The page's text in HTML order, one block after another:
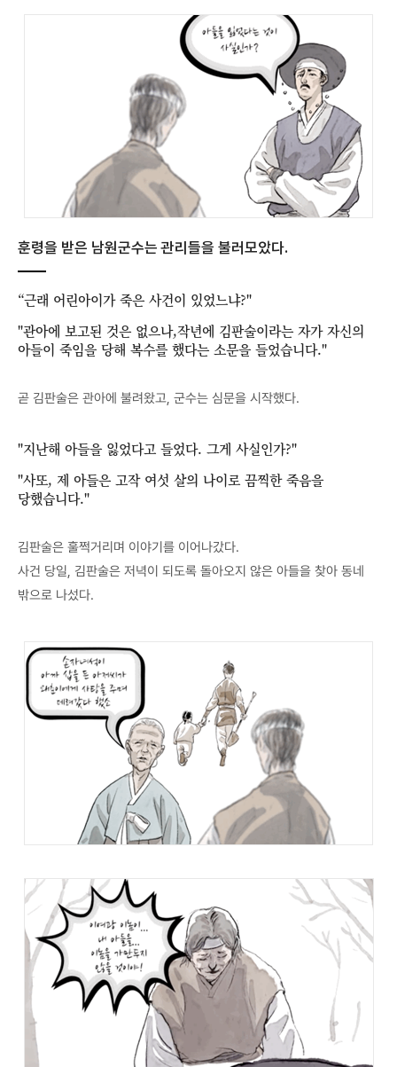
훈령을 받은 남원군수는 관리들을 불러모았다.
“근래 어린아이가 죽은 사건이 있었느냐?"
"관아에 보고된 것은 없으나,작년에 김판술이라는 자가 자신의
아들이 죽임을 당해 복수를 했다는 소문을 들었습니다."
곧 김판술은 관아에 불려왔고, 군수는 심문을 시작했다.
"지난해 아들을 잃었다고 들었다. 그게 사실인가?"
"사또, 제 아들은 고작 여섯 살의 나이로 끔찍한 죽음을
당했습니다."
김판술은 훌쩍거리며 이야기를 이어나갔다.
사건 당일, 김판술은 저녁이 되도록 돌아오지 않은 아들을 찾아 동네
밖으로 나섰다.